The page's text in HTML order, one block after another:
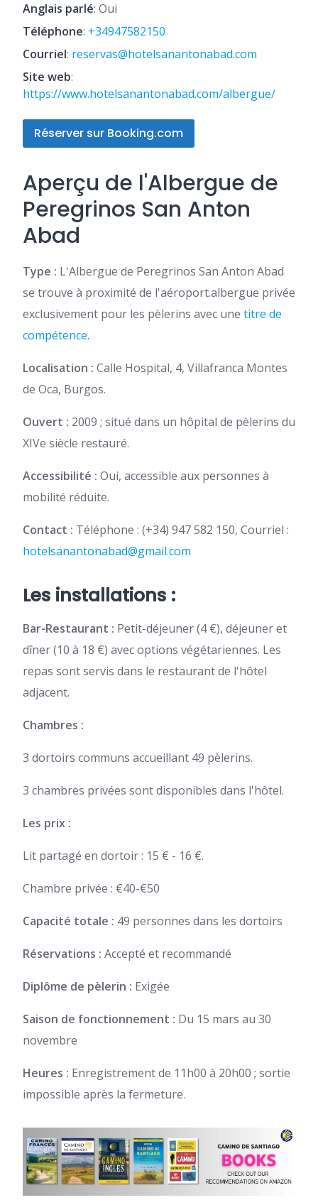
Anglais parlé: Oui
Téléphone: +34947582150
Courriel: reservas@hotelsanantonabad.com
Site web:
https://www.hotelsanantonabad.com/albergue/
Réserver sur Booking.com
Aperçu de l'Albergue de
Peregrinos San Anton
Abad
Type : L'Albergue de Peregrinos San Anton Abad
se trouve à proximité de l'aéroport.albergue privée
exclusivement pour les pèlerins avec une titre de
compétence.
Localisation : Calle Hospital, 4, Villafranca Montes
de Oca, Burgos.
Ouvert : 2009 ; situé dans un hôpital de pèlerins du
XIVe siècle restauré.
Accessibilité : Oui, accessible aux personnes à
mobilité réduite.
Contact : Téléphone : (+34) 947 582 150, Courriel :
hotelsanantonabad@gmail.com
Les installations :
Bar-Restaurant : Petit-déjeuner (4 €), déjeuner et
dîner (10 à 18 €) avec options végétariennes. Les
repas sont servis dans le restaurant de l'hôtel
adjacent.
Chambres :
3 dortoirs communs accueillant 49 pèlerins.
3 chambres privées sont disponibles dans l'hôtel.
Les prix :
Lit partagé en dortoir : 15 € - 16 €.
Chambre privée : €40-€50
Capacité totale : 49 personnes dans les dortoirs
Réservations : Accepté et recommandé
Diplôme de pèlerin : Exigée
Saison de fonctionnement : Du 15 mars au 30
novembre
Heures : Enregistrement de 11h00 à 20h00 ; sortie
impossible après la fermeture.